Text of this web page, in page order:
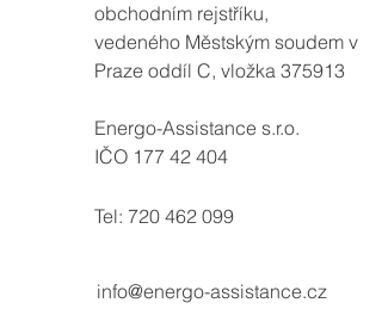
obchodním rejstříku,
vedeného Městským soudem v
Praze oddíl C, vložka 375913
Energo-Assistance s.r.o.
IČO 177 42 404
Tel: 720 462 099
info@energo-assistance.cz